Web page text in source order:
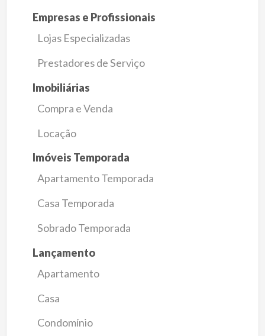
Empresas e Profissionais
Lojas Especializadas
Prestadores de Serviço
Imobiliárias
Compra e Venda
Locação
Imóveis Temporada
Apartamento Temporada
Casa Temporada
Sobrado Temporada
Lançamento
Apartamento
Casa
Condomínio